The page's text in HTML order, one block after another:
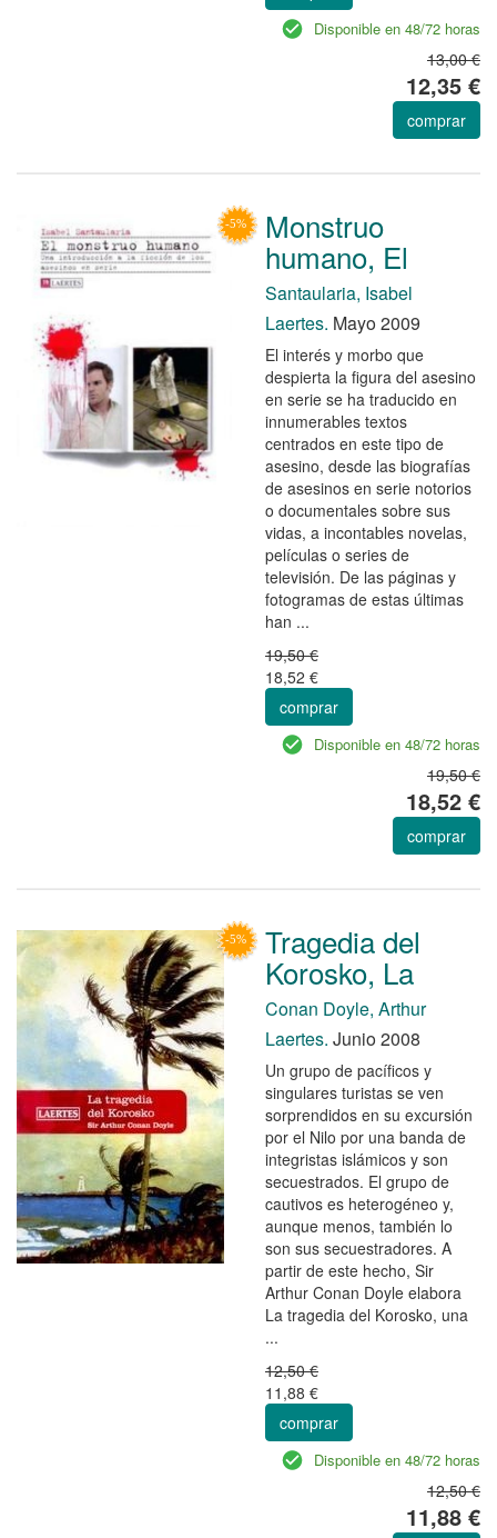
Disponible en 48/72 horas
13,00 €
12,35 €
comprar
Monstruo
humano, El
Santaularia, Isabel
Laertes. Mayo 2009
El interés y morbo que
despierta la figura del asesino
en serie se ha traducido en
innumerables textos
centrados en este tipo de
asesino, desde las biografías
de asesinos en serie notorios
o documentales sobre sus
vidas, a incontables novelas,
películas o series de
televisión. De las páginas y
fotogramas de estas últimas
han ...
19,50 €
18,52 €
comprar
Disponible en 48/72 horas
19,50 €
18,52 €
comprar
Tragedia del
Korosko, La
Conan Doyle, Arthur
Laertes. Junio 2008
Un grupo de pacíficos y
singulares turistas se ven
sorprendidos en su excursión
por el Nilo por una banda de
integristas islámicos y son
secuestrados. El grupo de
cautivos es heterogéneo y,
aunque menos, también lo
son sus secuestradores. A
partir de este hecho, Sir
Arthur Conan Doyle elabora
La tragedia del Korosko, una
...
12,50 €
11,88 €
comprar
Disponible en 48/72 horas
12,50 €
11,88 €